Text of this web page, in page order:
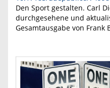
Den Sport gestalten. Carl
durchgesehene und
Gesamtausgabe von Frank